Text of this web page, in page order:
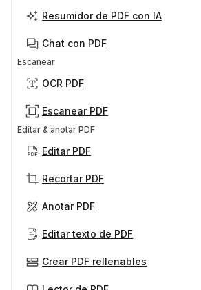
Resumidor de PDF con IA
Chat con PDF
Escanear
OCR PDF
Escanear PDF
Editar & anotar PDF
Editar PDF
Recortar PDF
Anotar PDF
Editar texto de PDF
Crear PDF rellenables